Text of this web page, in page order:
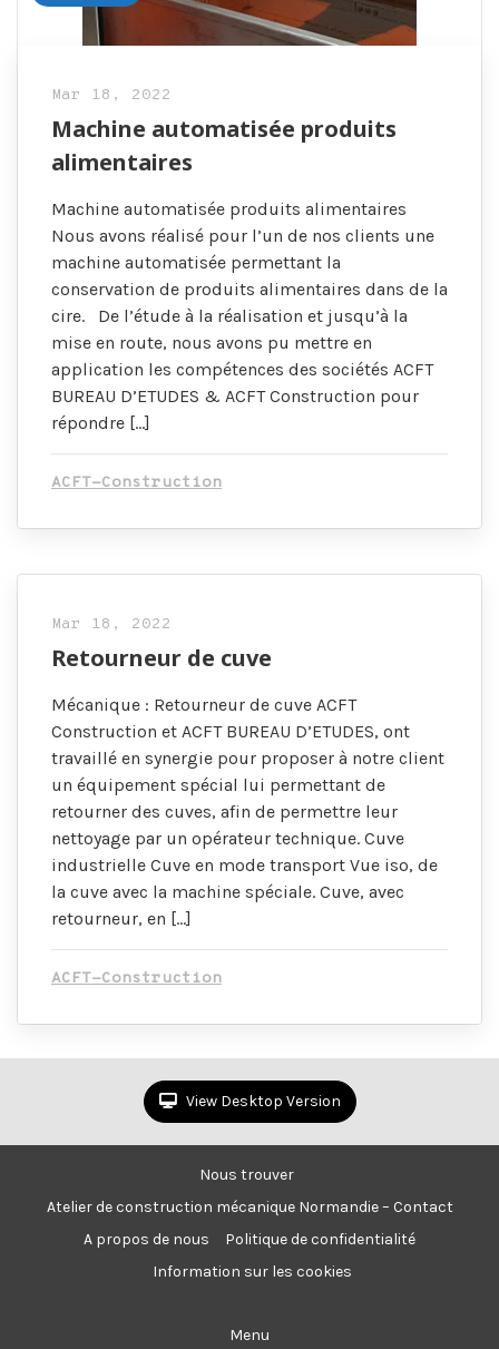
Mar 18, 2022
Machine automatisée produits
alimentaires
Machine automatisée produits alimentaires
Nous avons réalisé pour l’un de nos clients une
machine automatisée permettant la
conservation de produits alimentaires dans de la
cire. De l’étude à la réalisation et jusqu’à la
mise en route, nous avons pu mettre en
application les compétences des sociétés ACFT
BUREAU D’ETUDES & ACFT Construction pour
répondre […]
ACFT-Construction
Mar 18, 2022
Retourneur de cuve
Mécanique : Retourneur de cuve ACFT
Construction et ACFT BUREAU D’ETUDES, ont
travaillé en synergie pour proposer à notre client
un équipement spécial lui permettant de
retourner des cuves, afin de permettre leur
nettoyage par un opérateur technique. Cuve
industrielle Cuve en mode transport Vue iso, de
la cuve avec la machine spéciale. Cuve, avec
retourneur, en […]
ACFT-Construction
View Desktop Version
Nous trouver
Atelier de construction mécanique Normandie – Contact
A propos de nous
Politique de confidentialité
Information sur les cookies
Menu